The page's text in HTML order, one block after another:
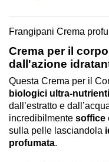
Frangipani Crema
Crema per il
dall'azione
Questa Crema per il
biologici ultra-nutrienti
dall’estratto e
incredibilmente soffice
sulla pelle lasciandola
profumata.